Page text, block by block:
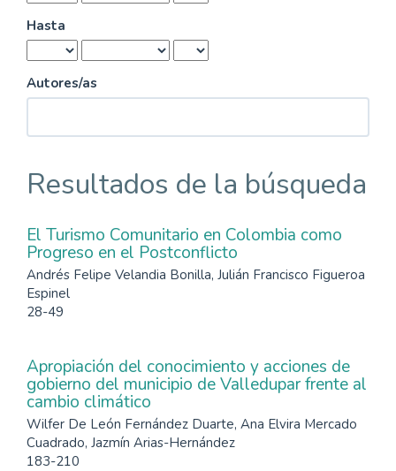
Hasta
Autores/as
Resultados de la búsqueda
El Turismo Comunitario en Colombia como
Progreso en el Postconflicto
Andrés Felipe Velandia Bonilla, Julián Francisco Figueroa
Espinel
28-49
Apropiación del conocimiento y acciones de
gobierno del municipio de Valledupar frente al
cambio climático
Wilfer De León Fernández Duarte, Ana Elvira Mercado
Cuadrado, Jazmín Arias-Hernández
183-210